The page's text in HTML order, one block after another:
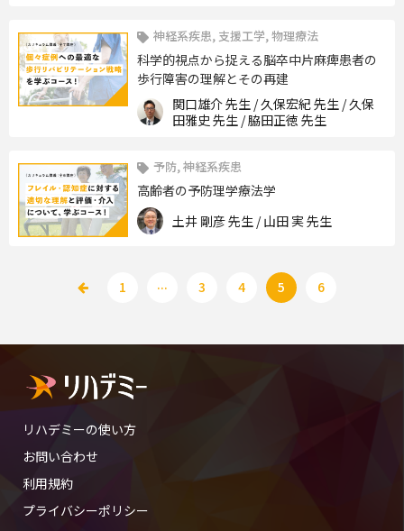
神経系疾患, 支援工学, 物理療法
科学的視点から捉える脳卒中片麻痺患者の
歩行障害の理解とその再建
関口雄介 先生 / 久保宏紀 先生 / 久保
田雅史 先生 / 脇田正徳 先生
予防, 神経系疾患
高齢者の予防理学療法学
土井 剛彦 先生 / 山田 実 先生
1 ... 3 4 5 6
リハデミーの使い方
お問い合わせ
利用規約
プライバシーポリシー